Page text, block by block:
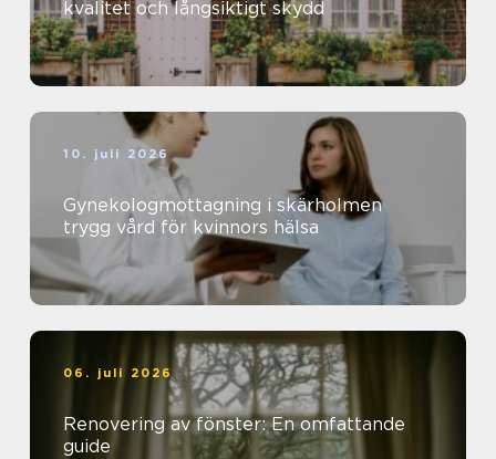
kvalitet och långsiktigt skydd
10. juli 2026
Gynekologmottagning i skärholmen
trygg vård för kvinnors hälsa
06. juli 2026
Renovering av fönster: En omfattande
guide